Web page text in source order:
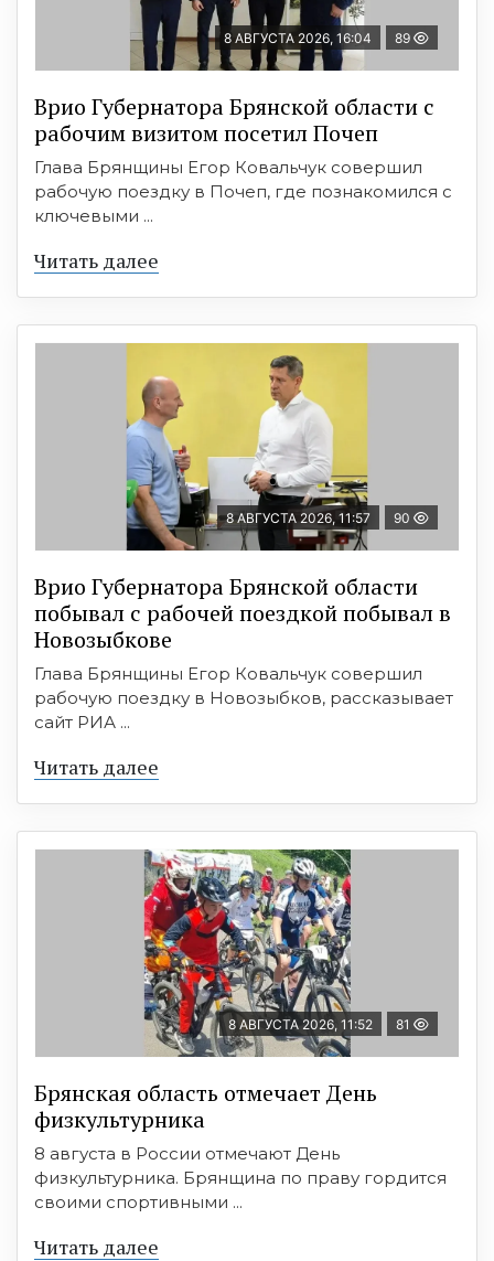
8 АВГУСТА 2026, 16:04 89
Врио Губернатора Брянской области с
рабочим визитом посетил Почеп
Глава Брянщины Егор Ковальчук совершил
рабочую поездку в Почеп, где познакомился с
ключевыми ...
Читать далее
8 АВГУСТА 2026, 11:57 90
Врио Губернатора Брянской области
побывал с рабочей поездкой побывал в
Новозыбкове
Глава Брянщины Егор Ковальчук совершил
рабочую поездку в Новозыбков, рассказывает
сайт РИА ...
Читать далее
8 АВГУСТА 2026, 11:52 81
Брянская область отмечает День
физкультурника
8 августа в России отмечают День
физкультурника. Брянщина по праву гордится
своими спортивными ...
Читать далее